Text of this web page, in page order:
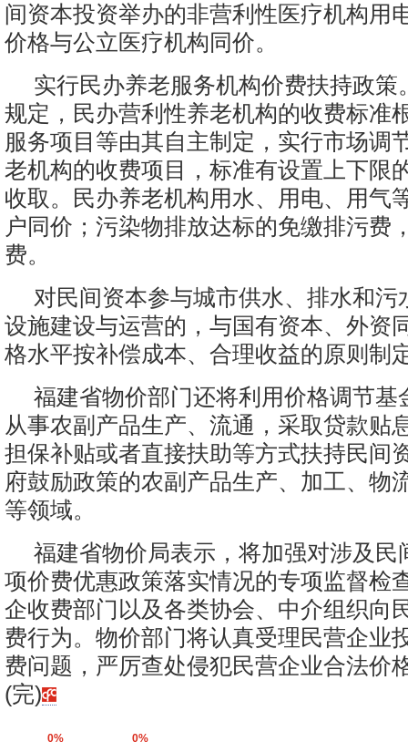
间资本投资举办的非营利性医疗机构用
价格与公立医疗机构同价。
实行民办养老服务机构价费扶持政策
规定，民办营利性养老机构的收费标准
服务项目等由其自主制定，实行市场调
老机构的收费项目，标准有设置上下限
收取。民办养老机构用水、用电、用气
户同价；污染物排放达标的免缴排污费
费。
对民间资本参与城市供水、排水和污
设施建设与运营的，与国有资本、外资
格水平按补偿成本、合理收益的原则制
福建省物价部门还将利用价格调节基
从事农副产品生产、流通，采取贷款贴
担保补贴或者直接扶助等方式扶持民间
府鼓励政策的农副产品生产、加工、物
等领域。
福建省物价局表示，将加强对涉及民
项价费优惠政策落实情况的专项监督检
企收费部门以及各类协会、中介组织向
费行为。物价部门将认真受理民营企业
费问题，严厉查处侵犯民营企业合法价
(完)
0% 0%